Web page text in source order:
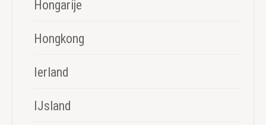
Hongarije
Hongkong
Ierland
IJsland